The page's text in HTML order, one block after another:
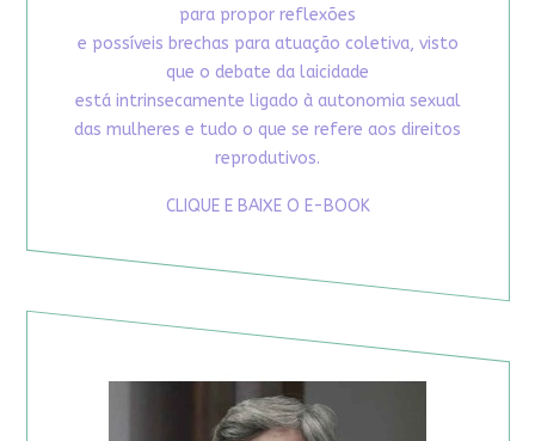
para propor reflexões
e possíveis brechas para atuação coletiva, visto
que o debate da laicidade
está intrinsecamente ligado à autonomia sexual
das mulheres e tudo o que se refere aos direitos
reprodutivos.
CLIQUE E BAIXE O E-BOOK